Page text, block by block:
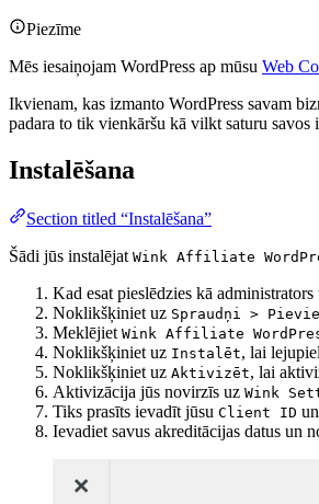
Piezīme
Mēs iesaiņojam WordPress ap mūsu Web
Ikvienam, kas izmanto WordPress savam
padara to tik vienkāršu kā vilkt saturu
Instalēšana
Section titled “Instalēšana”
Šādi jūs instalējat Wink Affiliate
Kad esat pieslēdzies kā
Noklikšķiniet uz Spraudņi >
Meklējiet Wink Affiliate
Noklikšķiniet uz Instalēt, lai
Noklikšķiniet uz Aktivizēt, lai
Aktivizācija jūs novirzīs uz Wink
Tiks prasīts ievadīt jūsu Client ID un
Ievadiet savus akreditācijas datus un